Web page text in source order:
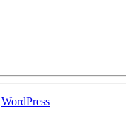
WordPress